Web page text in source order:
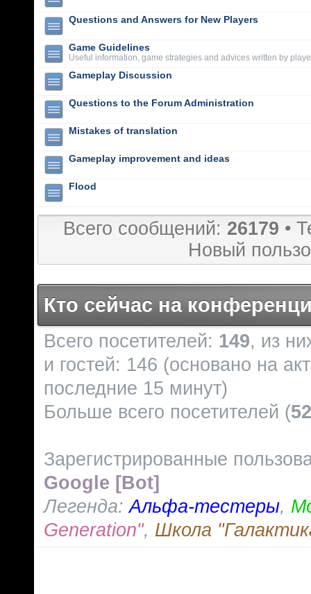
Questions and Answers for New Players
Game Guidelines
Useful information, game strategies and advices written by
Gameplay Discussion
Questions to the Forum Administration
Mistakes of translation
Gameplay improvement and ideas
Flood
Всего сообщений: 26179 •
Новый
Кто сейчас на
Всего посетителей: 149, из
и гостей: 146 (основано на
последние 15 минут)
Больше всего посетителей (
Зарегистрированные
Google [Bot]
Легенда:Альфа-тестеры,
Generation", Школа